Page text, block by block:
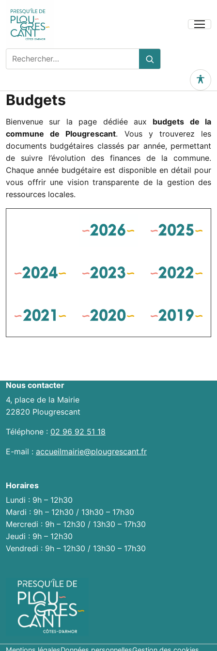
Ouvrir
Rechercher
sur
site
Rechercher
Outils
Budgets
Bienvenue sur la page dédiée aux budgets de la
commune de Plougrescant. Vous y trouverez les
documents budgétaires classés par année, permettant
de suivre l’évolution des finances de la commune.
Chaque année budgétaire est disponible en détail pour
vous offrir une vision transparente de la gestion des
ressources locales.
Nous contacter
4, place de la Mairie
22820 Plougrescant
Téléphone : 02 96 92 51 18
E-mail : accueilmairie@plougrescant.fr
Horaires
Lundi : 9h – 12h30
Mardi : 9h – 12h30 / 13h30 – 17h30
Mercredi : 9h – 12h30 / 13h30 – 17h30
Jeudi : 9h – 12h30
Vendredi : 9h – 12h30 / 13h30 – 17h30